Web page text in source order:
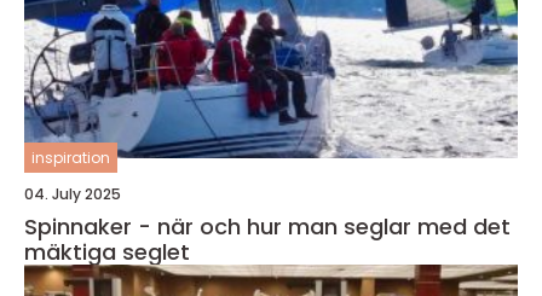
inspiration
04. July 2025
Spinnaker - när och hur man seglar med det
mäktiga seglet